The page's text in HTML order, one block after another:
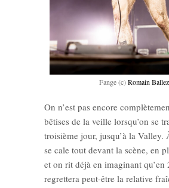
Fange (c)Romain Ballez
On n’est pas encore
bêtises de la veille lorsqu’on se
troisième jour, jusqu’à la Valley.
se cale tout devant la scène, en
et on rit déjà en imaginant qu’en
regrettera peut-être la relative